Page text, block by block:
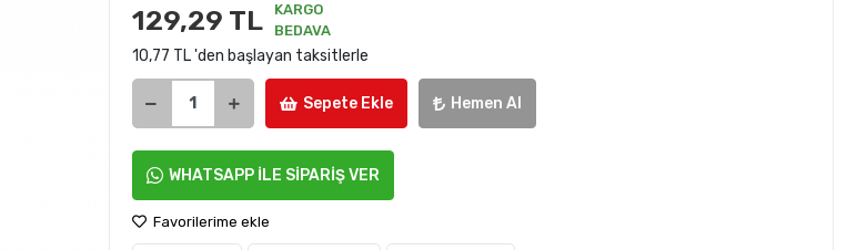
129,29 TL
KARGO
BEDAVA
10,77 TL 'den başlayan taksitlerle
Sepete Ekle Hemen Al
WHATSAPP İLE SİPARİŞ VER
Favorilerime ekle